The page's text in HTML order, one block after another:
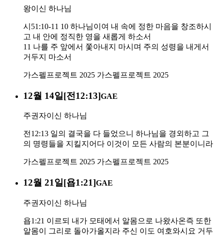
왕이신 하나님
시51:10-11 10 하나님이여 내 속에 정한 마음을 창조하시
고 내 안에 정직한 영을 새롭게 하소서
11 나를 주 앞에서 쫓아내지 마시며 주의 성령을 내게서
거두지 마소서
가스펠프로젝트 2025 가스펠프로젝트 2025
12월 14일[전12:13]GAE
주권자이신 하나님
전12:13 일의 결국을 다 들었으니 하나님을 경외하고 그
의 명령들을 지킬지어다 이것이 모든 사람의 본분이니라
가스펠프로젝트 2025 가스펠프로젝트 2025
12월 21일[욥1:21]GAE
주권자이신 하나님
욥1:21 이르되 내가 모태에서 알몸으로 나왔사온즉 또한
알몸이 그리로 돌아가올지라 주신 이도 여호와시요 거두